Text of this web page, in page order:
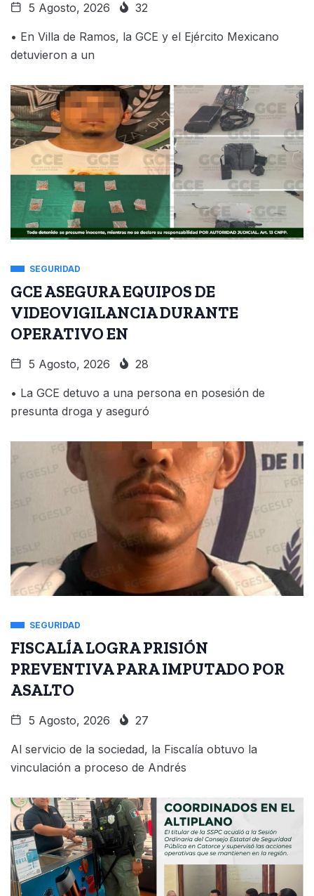
5 Agosto, 2026 32
• En Villa de Ramos, la GCE y el Ejército Mexicano
detuvieron a un
SEGURIDAD
GCE ASEGURA EQUIPOS DE
VIDEOVIGILANCIA DURANTE
OPERATIVO EN
5 Agosto, 2026 28
• La GCE detuvo a una persona en posesión de
presunta droga y aseguró
SEGURIDAD
FISCALÍA LOGRA PRISIÓN
PREVENTIVA PARA IMPUTADO POR
ASALTO
5 Agosto, 2026 27
Al servicio de la sociedad, la Fiscalía obtuvo la
vinculación a proceso de Andrés